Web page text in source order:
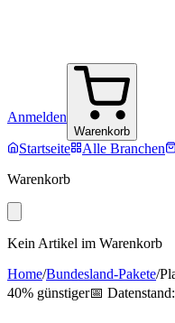
Anmelden
Warenkorb
Startseite Alle Branchen
Warenkorb
Kein Artikel im Warenkorb
Home/Bundesland-Pakete/
40% günstiger📅 Datenstand: